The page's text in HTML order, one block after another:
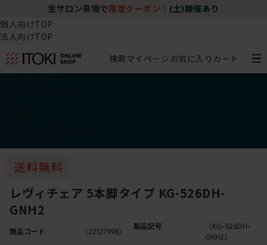
坐サロン来場で 限定クーポン (土)開催あり
個人向けTOP
法人向けTOP
検索マイページ お気に入り カート
レヴィチェア 5本脚タイプ KG-526DH-
GNH2
商品コード （22127998）
製品記号
（KG-526DH-
GNH2）